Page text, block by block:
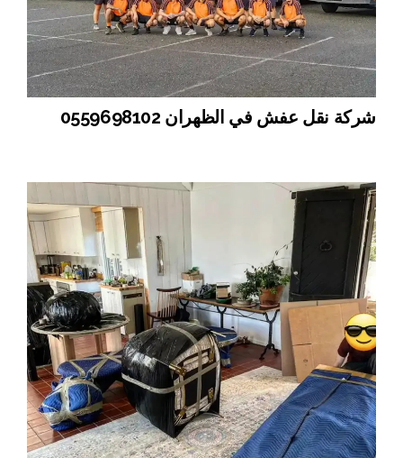
شركة نقل عفش في الظهران 0559698102